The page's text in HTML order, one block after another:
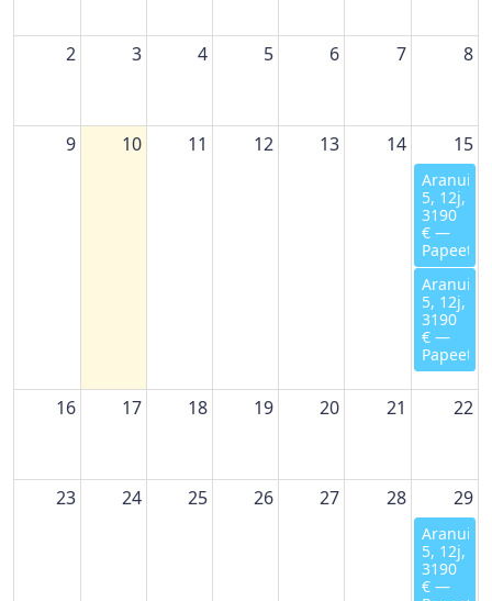
2 3 4 5 6 7 8
9 10 11 12 13 14 15
Aranui
5, 12j,
3190
€ —
Papeete
Aranui
5, 12j,
3190
€ —
Papeete
16 17 18 19 20 21 22
23 24 25 26 27 28 29
Aranui
5, 12j,
3190
€ —